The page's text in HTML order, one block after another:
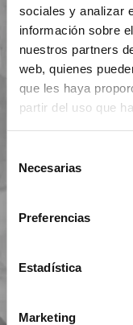
sociales y analizar
información sobre
nuestros partners
web, quienes
que les haya
partir del uso que
Necesarias
Preferencias
Estadística
Marketing